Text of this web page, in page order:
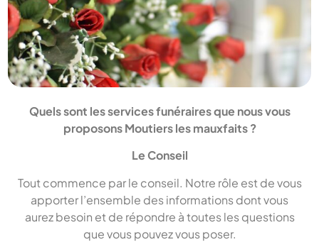
Quels sont les services funéraires que nous vous
proposons Moutiers les mauxfaits ?
Le Conseil
Tout commence par le conseil. Notre rôle est de vous
apporter l’ensemble des informations dont vous
aurez besoin et de répondre à toutes les questions
que vous pouvez vous poser.